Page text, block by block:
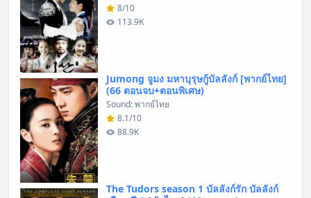
8/10
113.9K
Jumong จูมง มหาบุรุษกู้บัลลังก์ [พากย์ไทย]
(66 ตอนจบ+ตอนพิเศษ)
Sound: พากย์ไทย
8.1/10
88.9K
The Tudors season 1 บัลลังก์รัก บัลลังก์